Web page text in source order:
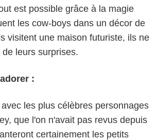
est possible grâce à la magie
les cow-boys dans un décor de
visitent une maison futuriste, ils ne
leurs surprises.
:
les plus célèbres personnages
que l'on n'avait pas revus depuis
certainement les petits